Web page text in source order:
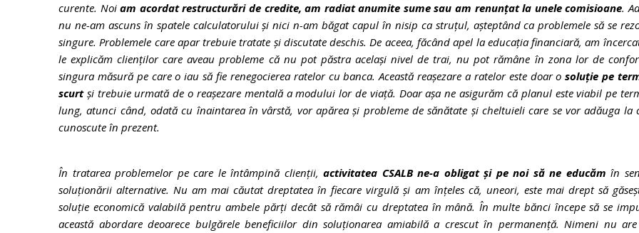
curente. Noiam acordat restructurări de credite, am radiat anumite sume sau am renunțat la unele comisioane.
nu ne-am ascuns în spatele calculatorului și nici n-am băgat capul în nisip ca struțul, așteptând ca problemele să se
singure. Problemele care apar trebuie tratate și discutate deschis. De aceea, făcând apel la educația financiară, am
le explicăm clienților care aveau probleme că nu pot păstra același nivel de trai, nu pot rămâne în zona lor de
singura măsură pe care o iau să fie renegocierea ratelor cu banca. Această reașezare a ratelor este doar osoluție pe
scurtși trebuie urmată de o reașezare mentală a modului lor de viață. Doar așa ne asigurăm că planul este viabil pe
lung, atunci când, odată cu înaintarea în vârstă, vor apărea și probleme de sănătate și cheltuieli care se vor adăuga la
cunoscute în prezent.
În tratarea problemelor pe care le întâmpină clienții,activitatea CSALB ne-a obligat și pe noi să ne educăm în
soluționării alternative. Nu am mai căutat dreptatea în fiecare virgulă și am înțeles că, uneori, este mai drept să
soluție economică valabilă pentru ambele părți decât să rămâi cu dreptatea în mână. În multe bănci începe să se
această abordare deoarece bulgărele beneficiilor din soluționarea amiabilă a crescut în permanență. Nimeni nu